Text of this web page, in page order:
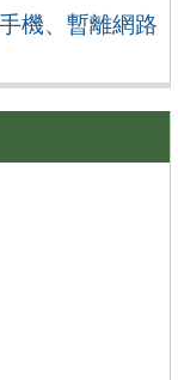
機、暫離網路